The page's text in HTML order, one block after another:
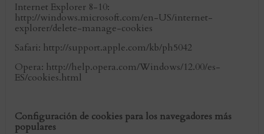
Internet Explorer 8-10:
http://windows.microsoft.com/en-US/internet-
explorer/delete-manage-cookies
Safari: http://support.apple.com/kb/ph5042
Opera: http://help.opera.com/Windows/12.00/es-
ES/cookies.html
Configuración de cookies para los navegadores más
populares